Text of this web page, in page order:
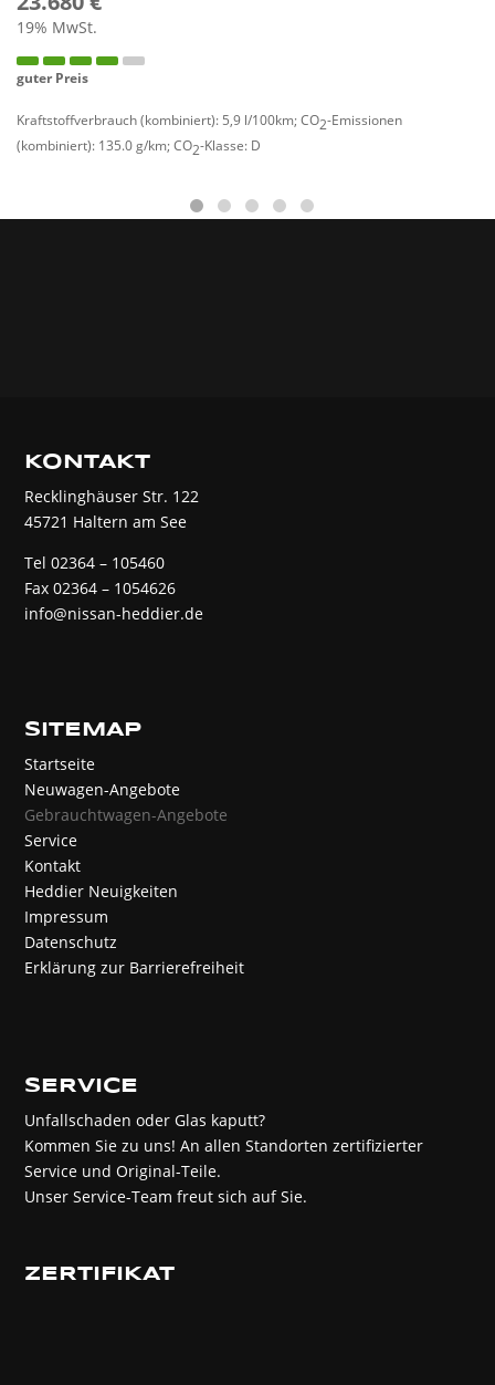
19% MwSt.
guter Preis
Kraftstoffverbrauch (kombiniert): 5,9 l/100km;CO2-Emissionen
(kombiniert): 135.0 g/km;CO2-Klasse: D
KONTAKT
Recklinghäuser Str. 122
45721 Haltern am See
Tel 02364 – 105460
Fax 02364 – 1054626
info@nissan-heddier.de
SITEMAP
Startseite
Neuwagen-Angebote
Gebrauchtwagen-Angebote
Service
Kontakt
Heddier Neuigkeiten
Impressum
Datenschutz
Erklärung zur Barrierefreiheit
SERVICE
Unfallschaden oder Glas kaputt?
Kommen Sie zu uns! An allen Standorten zertifizierter
Service und Original-Teile.
Unser Service-Team freut sich auf Sie.
ZERTIFIKAT